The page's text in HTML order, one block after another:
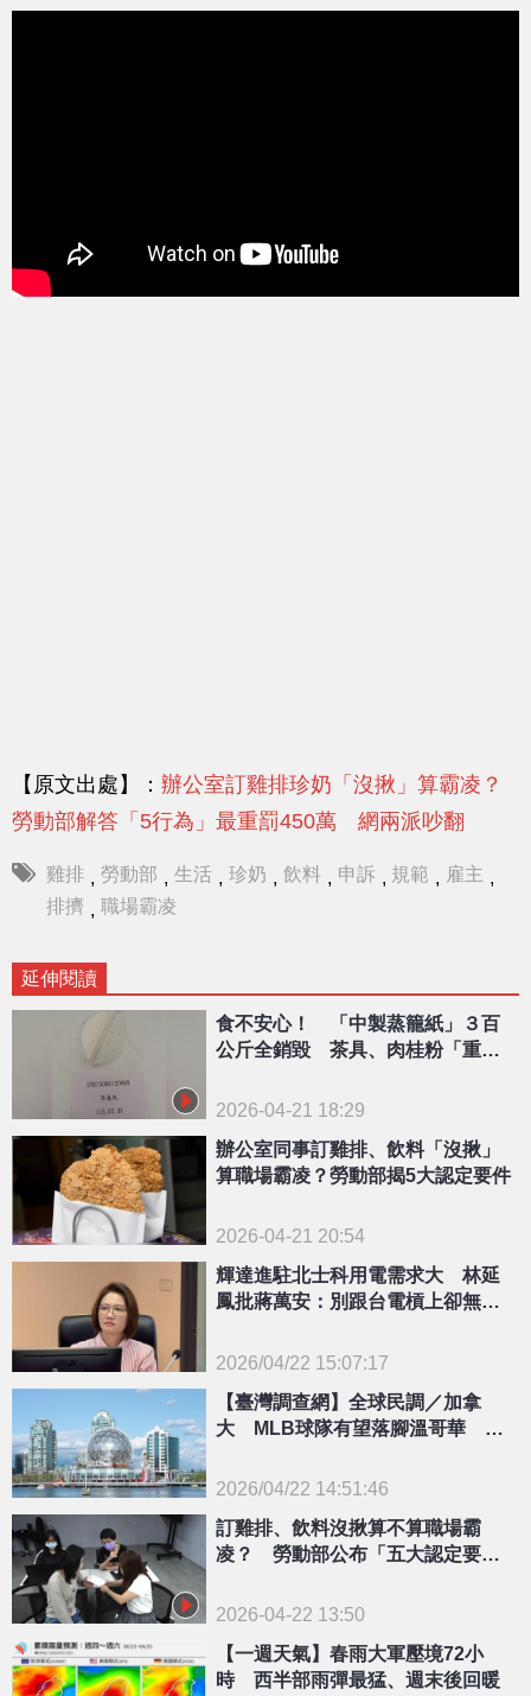
【原文出處】： 辦公室訂雞排珍奶「沒揪」算霸凌？
勞動部解答「5行為」最重罰450萬 網兩派吵翻
雞排 , 勞動部 , 生活 , 珍奶 , 飲料 , 申訴 , 規範 , 雇主 ,
排擠
職場霸凌
延伸閱讀
食不安心！ 「中製蒸籠紙」３百
公斤全銷毀 茶具、肉桂粉「重金
2026-04-21 18:29
辦公室同事訂雞排、飲料「沒揪」
算職場霸凌？勞動部揭5大認定要件
2026-04-21 20:54
輝達進駐北士科用電需求大 林延
鳳批蔣萬安：別跟台電槓上卻無綠
2026/04/22 15:07:17
{PLAYICON}
【臺灣調查網】全球民調／加拿
大 MLB球隊有望落腳溫哥華 卑
2026/04/22 14:51:46
訂雞排、飲料沒揪算不算職場霸
凌？ 勞動部公布「五大認定要
2026-04-22 13:50
【一週天氣】春雨大軍壓境72小
時 西半部雨彈最猛、週末後回暖